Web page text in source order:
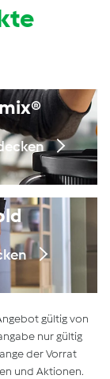
gültig von
nur gültig
der Vorrat
und Aktionen.